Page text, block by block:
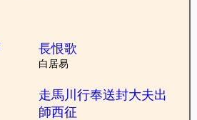
長恨歌
白居易
走馬川行奉送封大夫出
師西征